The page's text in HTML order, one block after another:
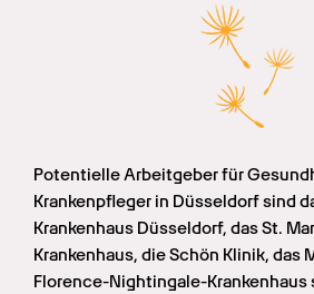
Potentielle Arbeitgeber für
Krankenpfleger in Düsseldorf sind
Krankenhaus Düsseldorf, das St.
Krankenhaus, die Schön Klinik, das
Florence-Nightingale-